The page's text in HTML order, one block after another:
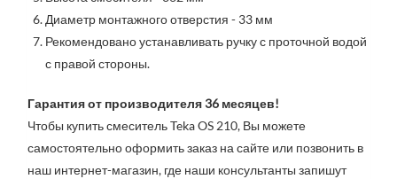
Диаметр монтажного отверстия - 33 мм
Рекомендовано устанавливать ручку с проточной водой
с правой стороны.
Гарантия от производителя 36 месяцев!
Чтобы купить смеситель Teka OS 210, Вы можете
самостоятельно оформить заказ на сайте или позвонить в
наш интернет-магазин, где наши консультанты запишут